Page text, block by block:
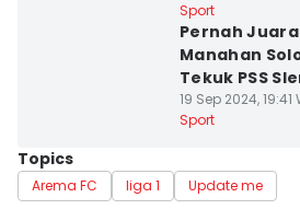
Sport
Pernah
Manahan
Tekuk PSS
19 Sep 2024, 19:41
Sport
Topics
Arema FC liga 1 Update me